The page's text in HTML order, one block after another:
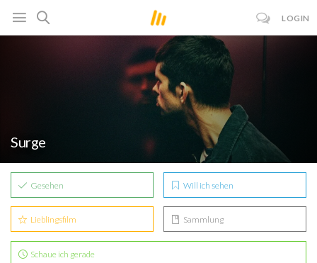
LOGIN
Surge
Gesehen Will ich sehen
Lieblingsfilm Sammlung
Schaue ich gerade